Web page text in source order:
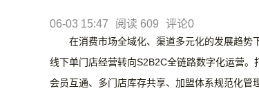
06-03 15:47 阅读 609 评论0
在消费市场全域化、渠道多元化的发展趋势
线下单门店经营转向S2B2C全链路数字化运营。
会员互通、多门店库存共享、加盟体系规范化管